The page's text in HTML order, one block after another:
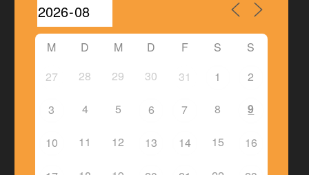
M D M D F S
S
27
28 29 30 31 1 2
3 4 5 6 7 8 9
10 11 12 13 14 15 16